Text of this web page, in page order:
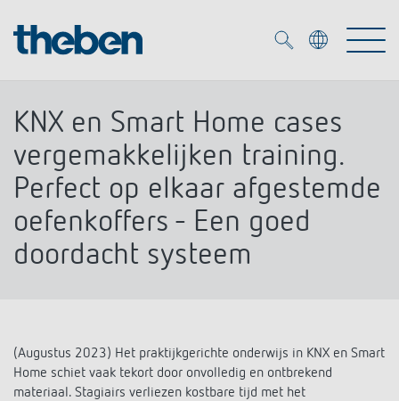
Producten
KNX
Smart Home
Aanwezigheids- en bewegingsmelders
LED spot
OEM
OEM-oplossingen
Referenties
Oplossingen
DALI-2 lichtregeling
Mediatheek
Onderneming
KNX en Smart Home cases
vergemakkelijken training.
Perfect op elkaar afgestemde
oefenkoffers - Een goed
doordacht systeem
(Augustus 2023) Het praktijkgerichte onderwijs in KNX en Smart
Home schiet vaak tekort door onvolledig en ontbrekend
materiaal. Stagiairs verliezen kostbare tijd met het